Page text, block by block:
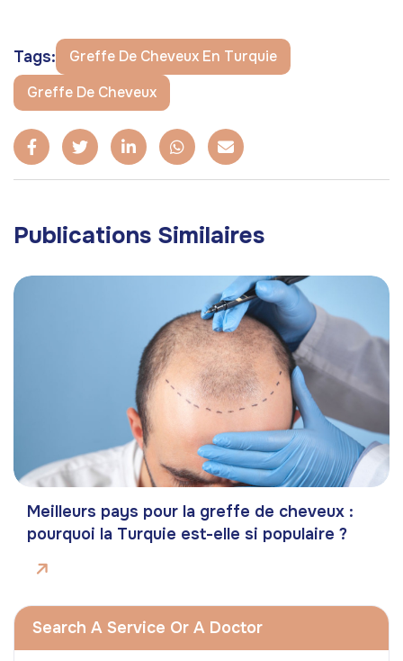
Tags:
Greffe De Cheveux En Turquie
Greffe De Cheveux
Publications Similaires
Meilleurs pays pour la greffe de cheveux :
pourquoi la Turquie est-elle si populaire ?
Search A Service Or A Doctor